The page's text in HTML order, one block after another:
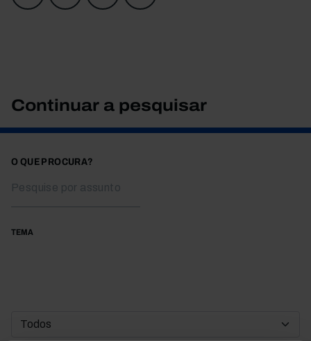
Continuar a pesquisar
O QUE PROCURA?
TEMA